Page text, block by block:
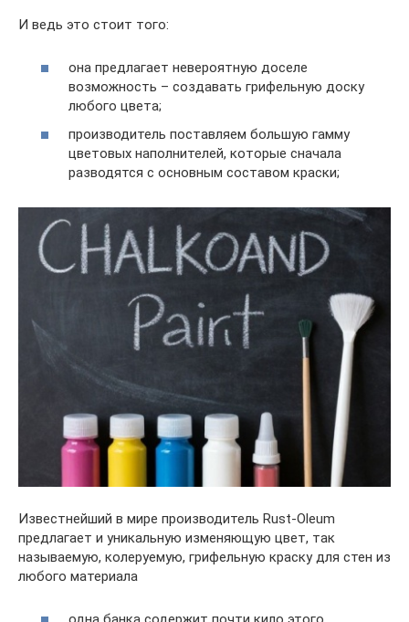
И ведь это стоит того:
она предлагает невероятную доселе
возможность – создавать грифельную доску
любого цвета;
производитель поставляем большую гамму
цветовых наполнителей, которые сначала
разводятся с основным составом краски;
Известнейший в мире производитель Rust-Oleum
предлагает и уникальную изменяющую цвет, так
называемую, колеруемую, грифельную краску для стен из
любого материала